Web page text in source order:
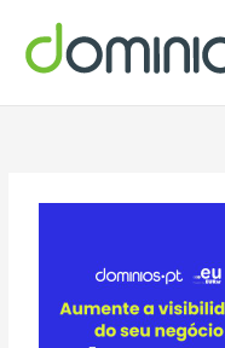
content